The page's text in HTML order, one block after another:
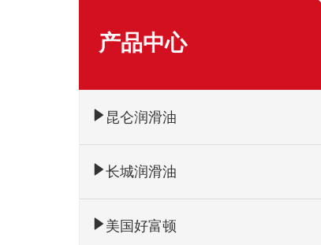
产品中心
昆仑润滑油
长城润滑油
美国好富顿